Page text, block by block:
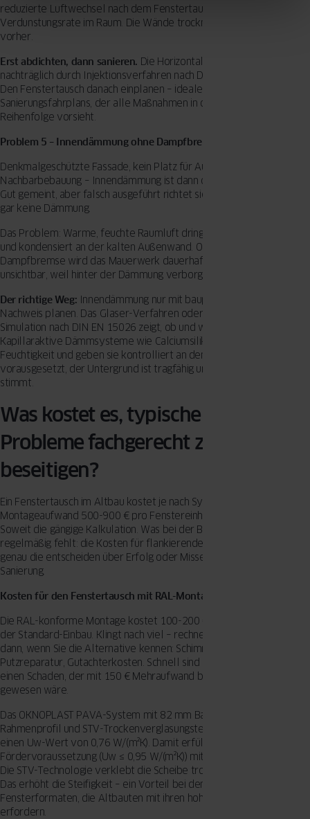
reduzierte Luftwechsel nach dem Fenstertausch verringert die
Verdunstungsrate im Raum. Die Wände trocknen langsamer ab als
vorher.
Erst abdichten, dann sanieren. Die Horizontalsperre lässt sich
nachträglich durch Injektionsverfahren nach DIN 18533 einbringen.
Den Fenstertausch danach einplanen – idealerweise als Teil eines
Sanierungsfahrplans, der alle Maßnahmen in der richtigen
Reihenfolge vorsieht.
Problem 5 – Innendämmung ohne Dampfbremse
Denkmalgeschützte Fassade, kein Platz für Außendämmung, enge
Nachbarbebauung – Innendämmung ist dann oft die einzige Option.
Gut gemeint, aber falsch ausgeführt richtet sie mehr Schaden an als
gar keine Dämmung.
Das Problem: Warme, feuchte Raumluft dringt hinter die Dämmung
und kondensiert an der kalten Außenwand. Ohne funktionierende
Dampfbremse wird das Mauerwerk dauerhaft durchfeuchtet –
unsichtbar, weil hinter der Dämmung verborgen.
Der richtige Weg: Innendämmung nur mit bauphysikalischem
Nachweis planen. Das Glaser-Verfahren oder eine hygrothermische
Simulation nach DIN EN 15026 zeigt, ob und wo Tauwasser ausfällt.
Kapillaraktive Dämmsysteme wie Calciumsilikatplatten puffern
Feuchtigkeit und geben sie kontrolliert an den Raum ab –
vorausgesetzt, der Untergrund ist tragfähig und die Verarbeitung
stimmt.
Was kostet es, typische Altbau-
Probleme fachgerecht zu
beseitigen?
Ein Fenstertausch im Altbau kostet je nach System, Größe und
Montageaufwand 500-900 € pro Fenstereinheit mit RAL-Montage.
Soweit die gängige Kalkulation. Was bei der Budgetplanung
regelmäßig fehlt: die Kosten für flankierende Maßnahmen. Und
genau die entscheiden über Erfolg oder Misserfolg der ganzen
Sanierung.
Kosten für den Fenstertausch mit RAL-Montage
Die RAL-konforme Montage kostet 100-200 € mehr pro Fenster als
der Standard-Einbau. Klingt nach viel – rechnet sich aber spätestens
dann, wenn Sie die Alternative kennen: Schimmelbeseitigung,
Putzreparatur, Gutachterkosten. Schnell sind 2.000-5.000 € weg, für
einen Schaden, der mit 150 € Mehraufwand beim Einbau vermeidbar
gewesen wäre.
Das OKNOPLAST PAVA-System mit 82 mm Bautiefe, 7-Kammer-
Rahmenprofil und STV-Trockenverglasungstechnologie erreicht
einen Uw-Wert von 0,76 W/(m²K). Damit erfüllt es die BAFA-
Fördervoraussetzung (Uw ≤ 0,95 W/(m²K)) mit deutlichem Spielraum.
Die STV-Technologie verklebt die Scheibe trocken mit dem Flügel.
Das erhöht die Steifigkeit – ein Vorteil bei den großen
Fensterformaten, die Altbauten mit ihren hohen Räumen oft
erfordern.